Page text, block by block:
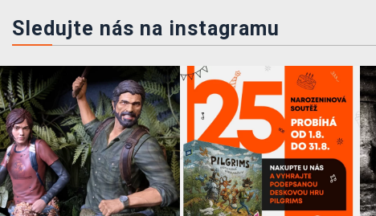
Sledujte nás na instagramu